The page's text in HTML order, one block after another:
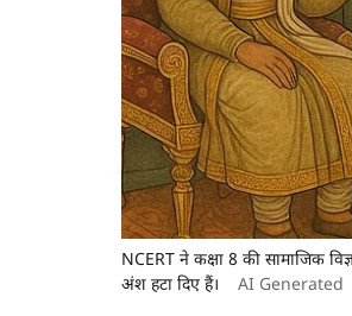
NCERT ने कक्षा 8 की सामाजिक
अंश हटा दिए हैं।
AI Generated